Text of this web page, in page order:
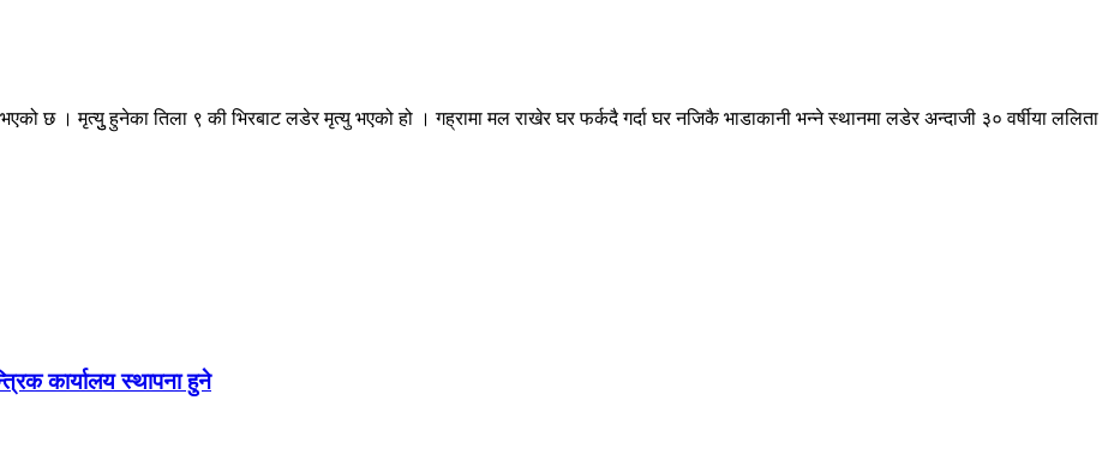
छ । मृत्युु हुनेका तिला ९ की भिरबाट लडेर मृत्यु भएको हो । गह्रामा मल राखेर घर फर्कदै गर्दा घर नजिकै भाडाकानी भन्ने स्थानमा लडेर अन्दाजी ३० वर्षीया ललिता
कार्यालय स्थापना हुने